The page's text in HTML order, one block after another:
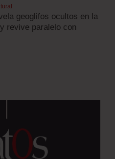
geoglifos ocultos en la
revive paralelo con